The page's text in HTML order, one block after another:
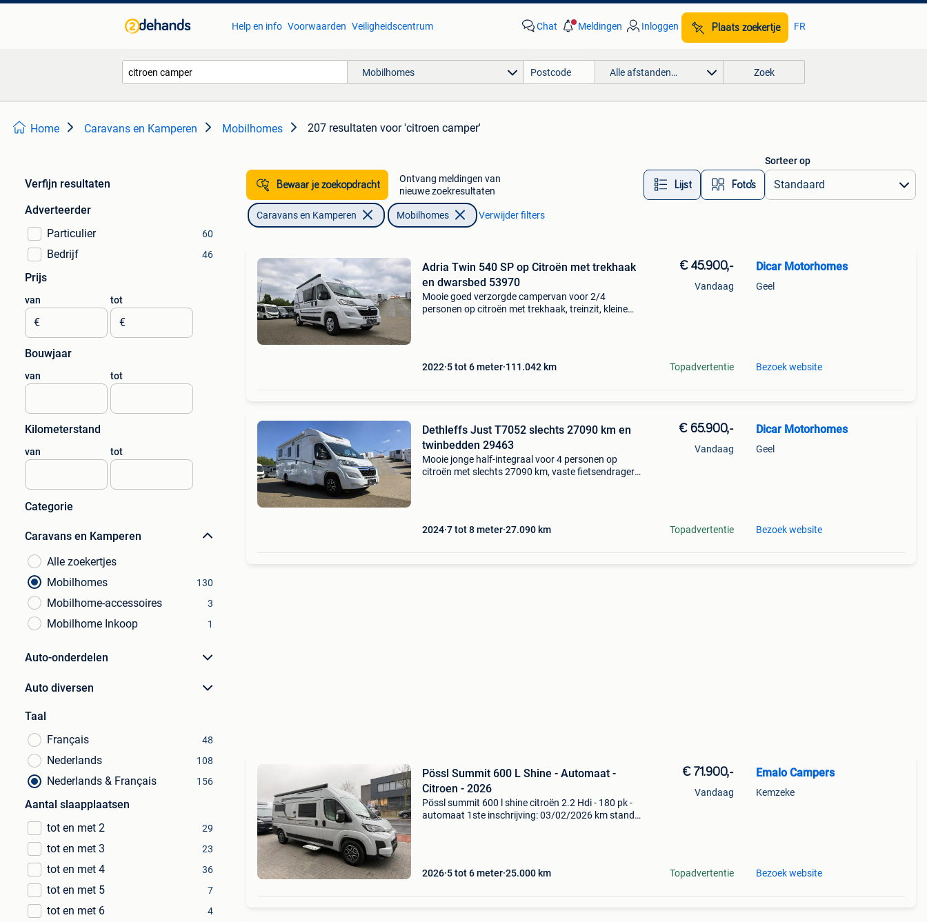
Help en info Voorwaarden Veiligheidscentrum Chat Meldingen Inloggen Plaats zoekertje FR
Mobilhomes Alle afstanden… Zoek
Home Caravans en Kamperen Mobilhomes 207 resultaten voor 'citroen camper'
Verfijn resultaten
Adverteerder
Particulier
60
Bedrijf 46
Prijs
van
€
tot
€
Bouwjaar
van tot
Kilometerstand
van tot
Categorie
Caravans en Kamperen
Alle zoekertjes
Mobilhomes
130
Mobilhome-accessoires 3
Mobilhome Inkoop 1
Auto-onderdelen
Auto diversen
Taal
Français
48
Nederlands 108
Nederlands & Français 156
Aantal slaapplaatsen
tot en met 2
29
tot en met 3 23
tot en met 4 36
tot en met 5 7
tot en met 6 4
Bewaar je zoekopdracht
Ontvang meldingen van
nieuwe zoekresultaten
Lijst Foto’s
Sorteer op
Caravans en Kamperen Mobilhomes Verwijder filters
Adria Twin 540 SP op Citroën met trekhaak
en dwarsbed 53970
Mooie goed verzorgde campervan voor 2/4
personen op citroën met trekhaak, treinzit, kleine
2022 5 tot 6 meter 111.042 km
€ 45.900,-
Vandaag
Topadvertentie
Dicar Motorhomes
Geel
Bezoek website
Dethleffs Just T7052 slechts 27090 km en
twinbedden 29463
Mooie jonge half-integraal voor 4 personen op
citroën met slechts 27090 km, vaste fietsendrager
2024 7 tot 8 meter 27.090 km
€ 65.900,-
Vandaag
Topadvertentie
Dicar Motorhomes
Geel
Bezoek website
Pössl Summit 600 L Shine - Automaat -
Citroen - 2026
Pössl summit 600 l shine citroën 2.2 Hdi - 180 pk -
automaat 1ste inschrijving: 03/02/2026 km stand:
2026 5 tot 6 meter 25.000 km
€ 71.900,-
Vandaag
Topadvertentie
Emalo Campers
Kemzeke
Bezoek website